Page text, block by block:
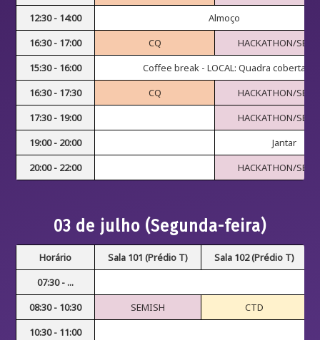
12:30 - 14:00
Almoço
16:30 - 17:00
CQ
HACKATHON/
15:30 - 16:00
Coffee break - LOCAL: Quadra coberta
16:30 - 17:30
CQ
HACKATHON/
17:30 - 19:00
HACKATHON/
19:00 - 20:00
Jantar
20:00 - 22:00
HACKATHON/
03 de julho (Segunda-feira)
Horário Sala 101 (Prédio T)
Sala 102 (Prédio T)
07:30 - ...
08:30 - 10:30
SEMISH
CTD
10:30 - 11:00